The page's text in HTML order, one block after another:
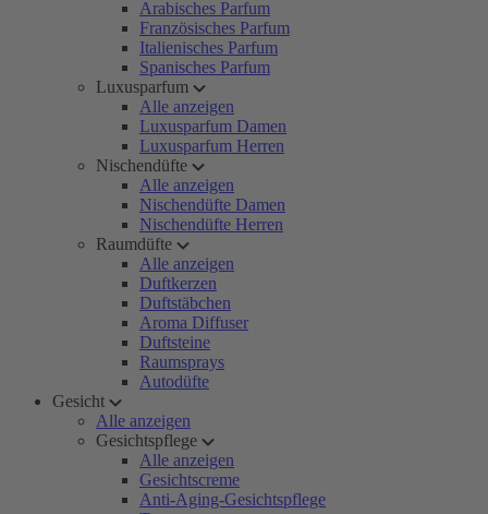
Arabisches Parfum
Französisches Parfum
Italienisches Parfum
Spanisches Parfum
Luxusparfum
Alle anzeigen
Luxusparfum Damen
Luxusparfum Herren
Nischendüfte
Alle anzeigen
Nischendüfte Damen
Nischendüfte Herren
Raumdüfte
Alle anzeigen
Duftkerzen
Duftstäbchen
Aroma Diffuser
Duftsteine
Raumsprays
Autodüfte
Gesicht
Alle anzeigen
Gesichtspflege
Alle anzeigen
Gesichtscreme
Anti-Aging-Gesichtspflege